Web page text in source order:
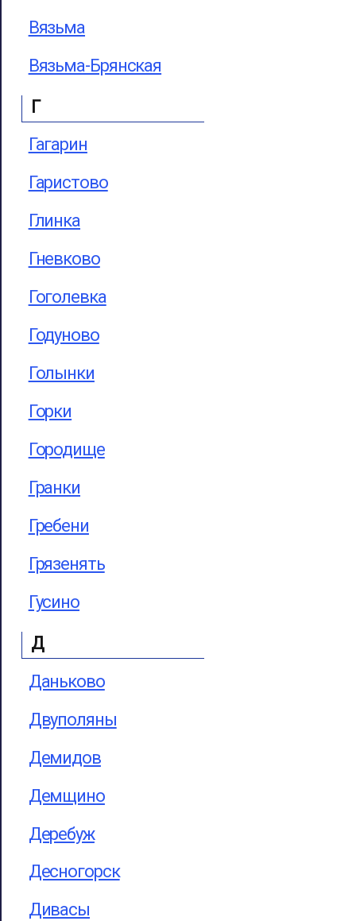
Вязьма
Вязьма-Брянская
Г
Гагарин
Гаристово
Глинка
Гневково
Гоголевка
Годуново
Голынки
Горки
Городище
Гранки
Гребени
Грязенять
Гусино
Д
Даньково
Двуполяны
Демидов
Демщино
Деребуж
Десногорск
Дивасы